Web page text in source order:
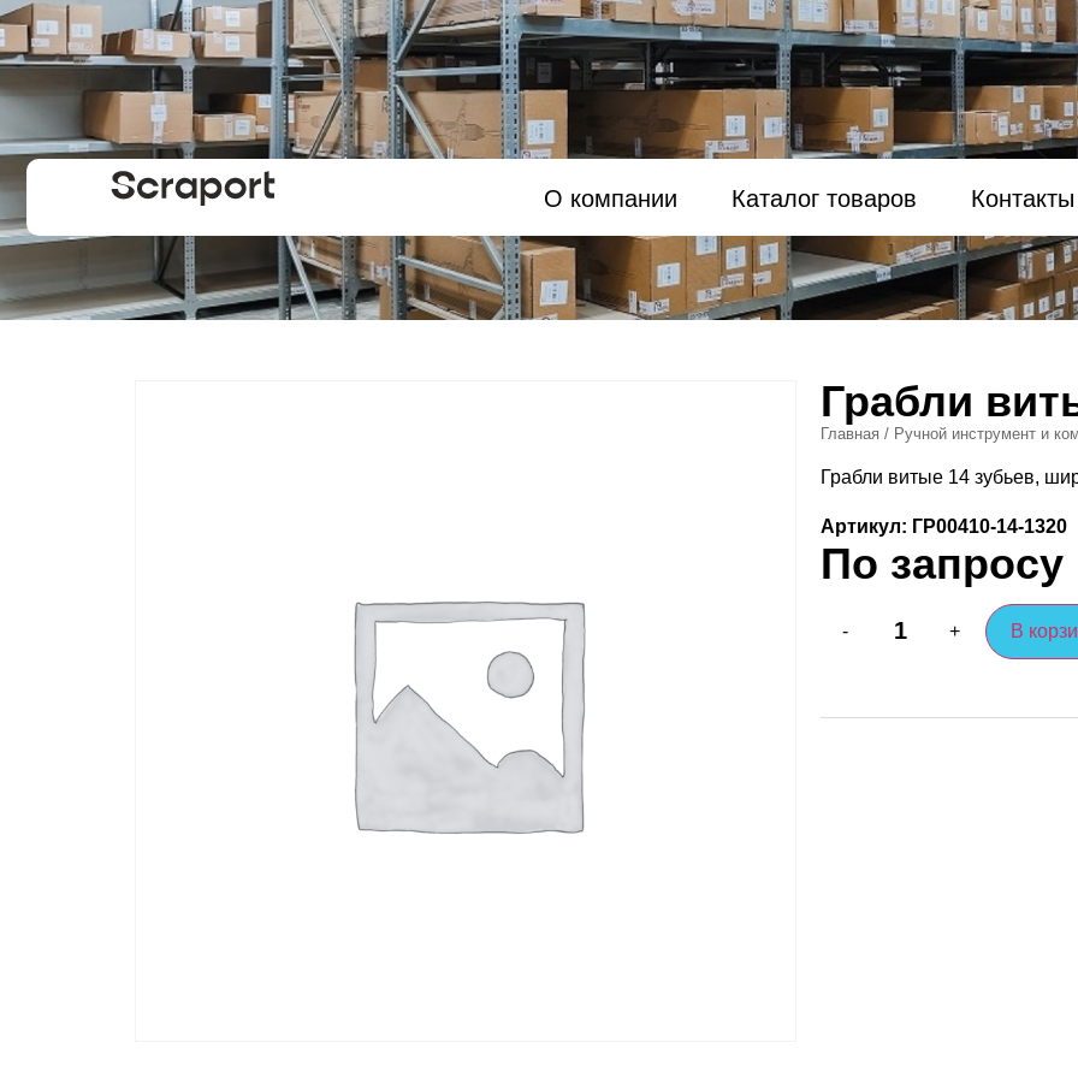
О компании Каталог товаров Контакты
Грабли
Главная / Ручной инструмент и
Грабли витые 14 зубьев,
Артикул: ГР00410-14-1320
По запросу
- + В